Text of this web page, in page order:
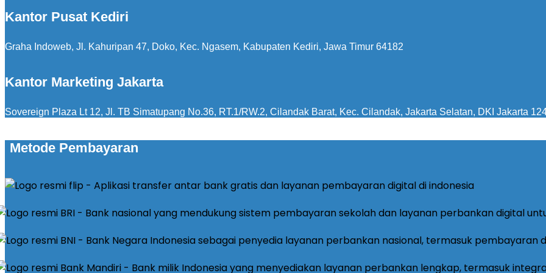
Kantor Pusat Kediri
Graha Indoweb, Jl. Kahuripan 47, Doko, Kec. Ngasem, Kabupaten Kediri, Jawa Timur 64182
Kantor Marketing Jakarta
Sovereign Plaza Lt 12, Jl. TB Simatupang No.36, RT.1/RW.2, Cilandak Barat, Kec. Cilandak, Jakarta Selatan, DKI Jakarta
Metode Pembayaran